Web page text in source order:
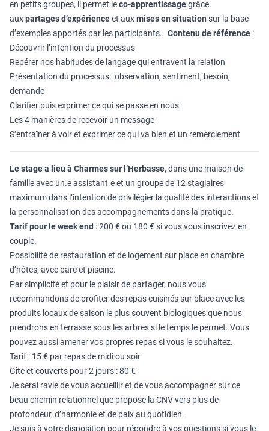
en petits groupes, il permet leco-apprentissagegrâce
auxpartages d’expérienceet auxmises en situation sur la base
d’exemples apportés par les participants. Contenu de référence :
Découvrir l’intention du processus
Repérer nos habitudes de langage qui entravent la relation
Présentation du processus : observation, sentiment, besoin,
demande
Clarifier puis exprimer ce qui se passe en nous
Les 4 manières de recevoir un message
S’entraîner à voir et exprimer ce qui va bien et un remerciement
Le stage a lieu à Charmes sur l’Herbasse,dans une maison de
famille avec un.e assistant.e et un groupe de 12 stagiaires
maximum dans l’intention de privilégier la qualité des interactions et
la personnalisation des accompagnements dans la pratique.
Tarif pour le week end : 200 € ou 180 € si vous vous inscrivez en
couple.
Possibilité de restauration et de logement sur place en chambre
d’hôtes, avec parc et piscine.
Par simplicité et pour le plaisir de partager, nous vous
recommandons de profiter des repas cuisinés sur place avec les
produits locaux de saison le plus souvent biologiques que nous
prendrons en terrasse sous les arbres si le temps le permet. Vous
pouvez aussi amener vos propres repas si vous le souhaitez.
Tarif : 15 € par repas de midi ou soir
Gîte et couverts pour 2 jours : 80 €
Je serai ravie de vous accueillir et de vous accompagner sur ce
beau chemin relationnel que propose la CNV vers plus de
profondeur, d’harmonie et de paix au quotidien.
Je suis à votre disposition pour répondre à vos questions si vous le